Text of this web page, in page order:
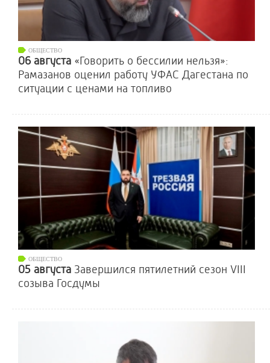
ОБЩЕСТВО
06 августа «Говорить о бессилии нельзя»:
Рамазанов оценил работу УФАС Дагестана по
ситуации с ценами на топливо
ОБЩЕСТВО
05 августа Завершился пятилетний сезон VIII
созыва Госдумы